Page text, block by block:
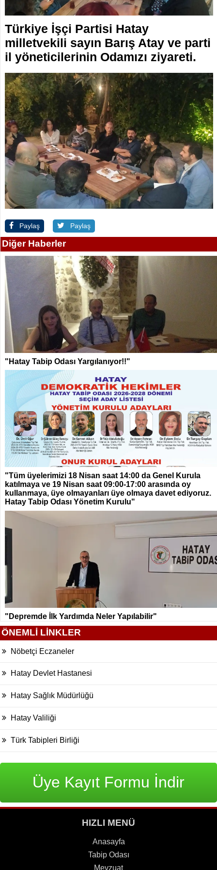
KOMİSYONLAR
İLETİŞİM
Türkiye İşçi Partisi Hatay
milletvekili sayın Barış Atay ve parti
il yöneticilerinin Odamızı ziyareti.
Paylaş Paylaş
Diğer Haberler
"Hatay Tabip Odası Yargılanıyor!!"
"Tüm üyelerimizi 18 Nisan saat 14:00 da Genel Kurula
katılmaya ve 19 Nisan saat 09:00-17:00 arasında oy
kullanmaya, üye olmayanları üye olmaya davet ediyoruz.
Hatay Tabip Odası Yönetim Kurulu"
"Depremde İlk Yardımda Neler Yapılabilir"
ÖNEMLİ LİNKLER
Nöbetçi Eczaneler
Hatay Devlet Hastanesi
Hatay Sağlık Müdürlüğü
Hatay Valiliği
Türk Tabipleri Birliği
Üye Kayıt Formu İndir
HIZLI MENÜ
Anasayfa
Tabip Odası
Mevzuat